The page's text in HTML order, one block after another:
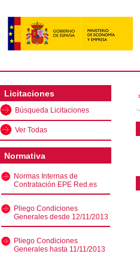
Licitaciones
Búsqueda Licitaciones
Ver Todas
Normativa
Normas Internas de
Contratación EPE Red.es
Pliego Condiciones
Generales desde 12/11/2013
Pliego Condiciones
Generales hasta 11/11/2013